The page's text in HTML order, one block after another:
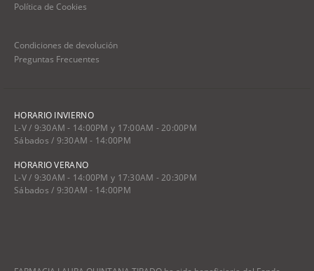
Política de Cookies
Condiciones de devolución
Preguntas Frecuentes
HORARIO INVIERNO
L-V / 9:30AM - 14:00PM y 17:00AM - 20:00PM
Sábados / 9:30AM - 14:00PM
HORARIO VERANO
L-V / 9:30AM - 14:00PM y 17:30AM - 20:30PM
Sábados / 9:30AM - 14:00PM